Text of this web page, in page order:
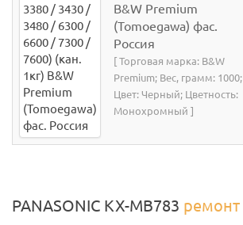
B&W Premium
(Tomoegawa) фас.
Россия
[ Торговая марка: B&W
Premium; Вес, грамм: 1000;
Цвет: Черный; Цветность:
Монохромный ]
PANASONIC KX-MB783 ремонт